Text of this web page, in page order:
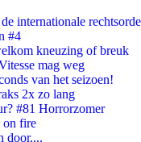
internationale rechtsorde
#4
kneuzing of breuk
mag weg
van het seizoen!
2x zo lang
#81 Horrorzomer
on fire
door....